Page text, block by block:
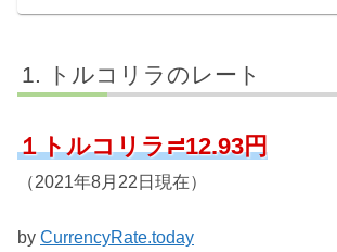
トルコリラのレート
１トルコリラ≓12.93円
（2021年8月22日現在）
by CurrencyRate.today